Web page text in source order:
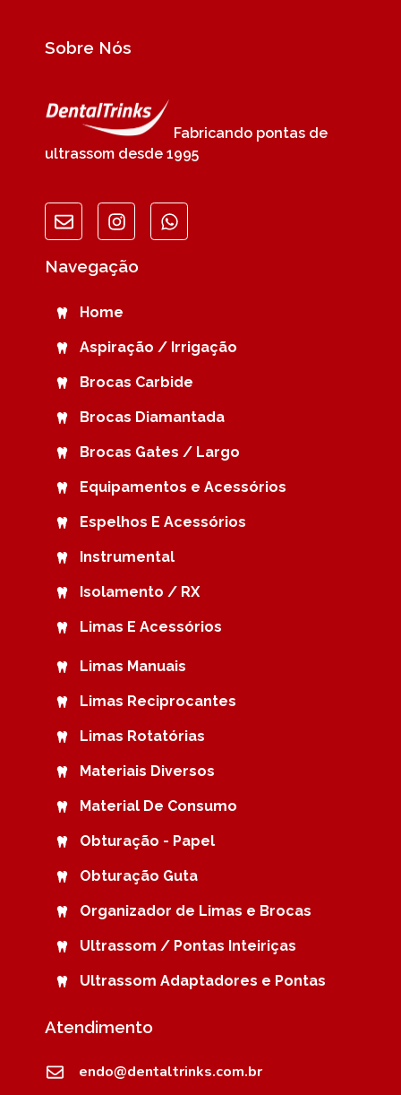
Sobre Nós
Fabricando pontas de
ultrassom desde 1995
Navegação
Home
Aspiração / Irrigação
Brocas Carbide
Brocas Diamantada
Brocas Gates / Largo
Equipamentos e Acessórios
Espelhos E Acessórios
Instrumental
Isolamento / RX
Limas E Acessórios
Limas Manuais
Limas Reciprocantes
Limas Rotatórias
Materiais Diversos
Material De Consumo
Obturação - Papel
Obturação Guta
Organizador de Limas e Brocas
Ultrassom / Pontas Inteiriças
Ultrassom Adaptadores e Pontas
Atendimento
endo@dentaltrinks.com.br